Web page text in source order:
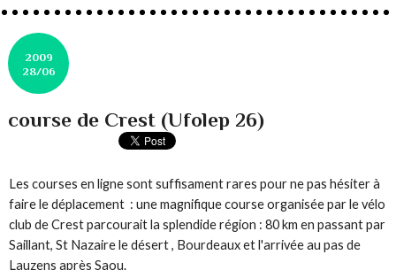
2009
28/06
course de Crest (Ufolep 26)
Les courses en ligne sont suffisament rares pour ne pas hésiter à
faire le déplacement : une magnifique course organisée par le vélo
club de Crest parcourait la splendide région : 80 km en passant par
Saillant, St Nazaire le désert , Bourdeaux et l'arrivée au pas de
Lauzens après Saou.